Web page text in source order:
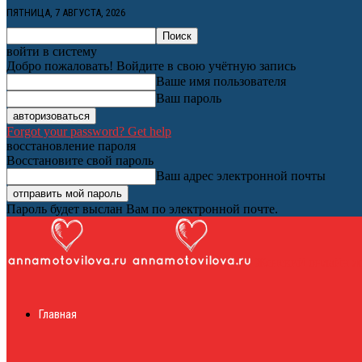
ПЯТНИЦА, 7 АВГУСТА, 2026
войти в систему
Добро пожаловать! Войдите в свою учётную запись
Ваше имя пользователя
Ваш пароль
Forgot your password? Get help
восстановление пароля
Восстановите свой пароль
Ваш адрес электронной почты
Пароль будет выслан Вам по электронной почте.
Главная